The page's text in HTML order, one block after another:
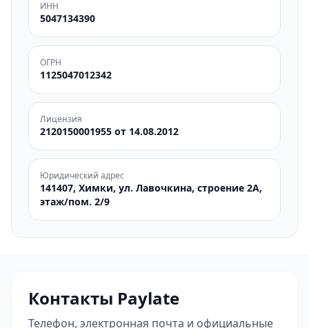
ИНН
5047134390
ОГРН
1125047012342
Лицензия
2120150001955 от 14.08.2012
Юридический адрес
141407, Химки, ул. Лавочкина, строение 2А,
этаж/пом. 2/9
Контакты Paylate
Телефон, электронная почта и официальные